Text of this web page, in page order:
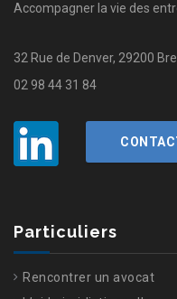
Accompagner la vie des
32 Rue de Denver, 29200
02 98 44 31 84
Particuliers
Rencontrer un avocat